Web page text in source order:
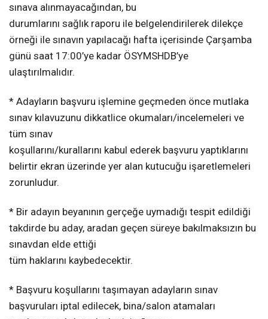
sınava alınmayacağından, bu
durumlarını sağlık raporu ile belgelendirilerek dilekçe
örneği ile sınavın yapılacağı hafta içerisinde Çarşamba
günü saat 17:00’ye kadar ÖSYMSHDB’ye
ulaştırılmalıdır.
* Adayların başvuru işlemine geçmeden önce mutlaka
sınav kılavuzunu dikkatlice okumaları/incelemeleri ve
tüm sınav
koşullarını/kurallarını kabul ederek başvuru yaptıklarını
belirtir ekran üzerinde yer alan kutucuğu işaretlemeleri
zorunludur.
* Bir adayın beyanının gerçeğe uymadığı tespit edildiği
takdirde bu aday, aradan geçen süreye bakılmaksızın bu
sınavdan elde ettiği
tüm haklarını kaybedecektir.
* Başvuru koşullarını taşımayan adayların sınav
başvuruları iptal edilecek, bina/salon atamaları